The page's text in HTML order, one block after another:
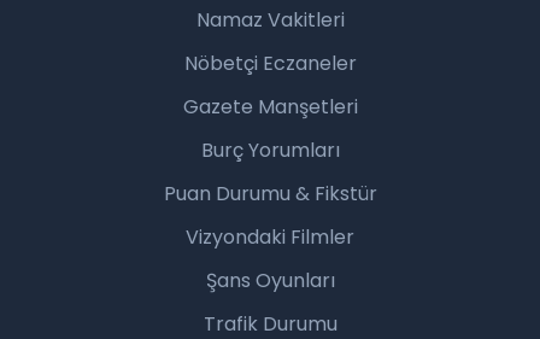
Namaz Vakitleri
Nöbetçi Eczaneler
Gazete Manşetleri
Burç Yorumları
Puan Durumu & Fikstür
Vizyondaki Filmler
Şans Oyunları
Trafik Durumu